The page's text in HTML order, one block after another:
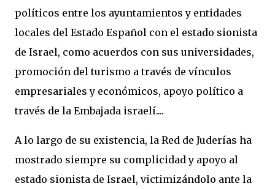
políticos entre los ayuntamientos y entidades
locales del Estado Español con el estado sionista
de Israel, como acuerdos con sus universidades,
promoción del turismo a través de vínculos
empresariales y económicos, apoyo político a
través de la Embajada israelí....
A lo largo de su existencia, la Red de Juderías ha
mostrado siempre su complicidad y apoyo al
estado sionista de Israel, victimizándolo ante la